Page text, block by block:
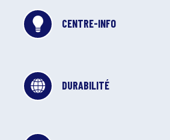
CENTRE-INFO
DURABILITÉ